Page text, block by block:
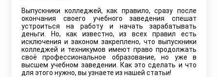
Выпускники колледжей, как правило, сразу после
окончания своего учебного заведения спешат
устроиться на работу и начать зарабатывать
деньги. Но, как известно, из всех правил есть
исключения и законом закреплено, что выпускники
колледжей и техникумов имеют право продолжать
своё профессиональное образование, но уже в
высшем учебном заведении. Как это сделать и что
для этого нужно, вы узнаете из нашей статьи!